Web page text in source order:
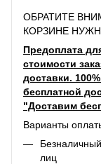
ОБРАТИТЕ
КОРЗИНЕ
Предоплата
стоимости
доставки.
бесплатной
"Доставим
Варианты
лиц